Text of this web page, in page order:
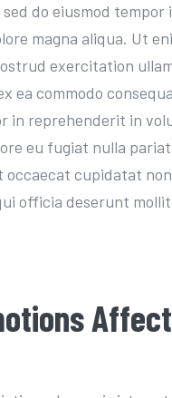
do eiusmod
magna aliqua. Ut
exercitation
ea commodo
in reprehenderit in
eu fugiat nulla
occaecat cupidatat
officia deserunt